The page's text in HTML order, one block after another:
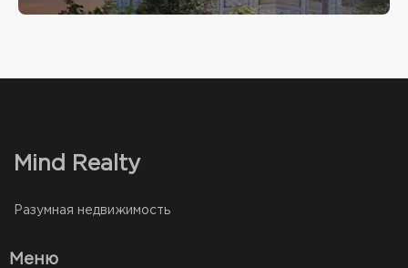
Mind Realty
Разумная недвижимость
Меню